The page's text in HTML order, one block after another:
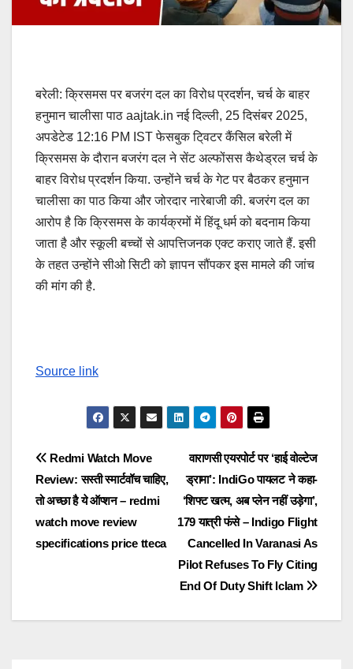
बरेली: क्रिसमस पर बजरंग दल का विरोध प्रदर्शन, चर्च के बाहर
हनुमान चालीसा पाठ aajtak.in नई दिल्ली, 25 दिसंबर 2025,
अपडेटेड 12:16 PM IST फेसबुक टि्वटर कैंसिल बरेली में
क्रिसमस के दौरान बजरंग दल ने सेंट अल्फोंसस कैथेड्रल चर्च के
बाहर विरोध प्रदर्शन किया. उन्होंने चर्च के गेट पर बैठकर हनुमान
चालीसा का पाठ किया और जोरदार नारेबाजी की. बजरंग दल का
आरोप है कि क्रिसमस के कार्यक्रमों में हिंदू धर्म को बदनाम किया
जाता है और स्कूली बच्चों से आपत्तिजनक एक्ट कराए जाते हैं. इसी
के तहत उन्होंने सीओ सिटी को ज्ञापन सौंपकर इस मामले की जांच
की मांग की है.
Source link
Post
navigation
वाराणसी एयरपोर्ट पर ‘हाई वोल्टेज
ड्रामा’: IndiGo पायलट ने कहा-
‘शिफ्ट खत्म, अब प्लेन नहीं उड़ेगा’,
179 यात्री फंसे – Indigo Flight
Cancelled In Varanasi As
Pilot Refuses To Fly Citing
End Of Duty Shift lclam
Redmi Watch Move
Review: सस्ती स्मार्टवॉच चाहिए,
तो अच्छा है ये ऑप्शन – redmi
watch move review
specifications price tteca